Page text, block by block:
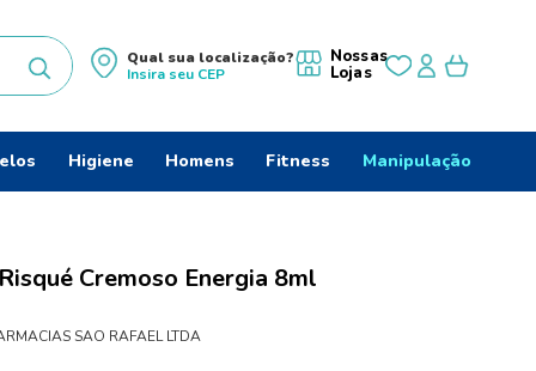
Qual sua localização?
Insira seu CEP
Nossas
Lojas
Higiene Homens Fitness Manipulação
Cremoso Energia 8ml
SAO RAFAEL LTDA